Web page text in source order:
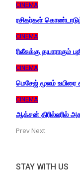
CINEMA
ரசிகர்கள் கொண்டாடும்
CINEMA
ரிலீசுக்கு
CINEMA
மெசேஜ் மூலம் உயிரை
CINEMA
ஆக்சன் திரில்லரில்
Prev Next
STAY WITH US